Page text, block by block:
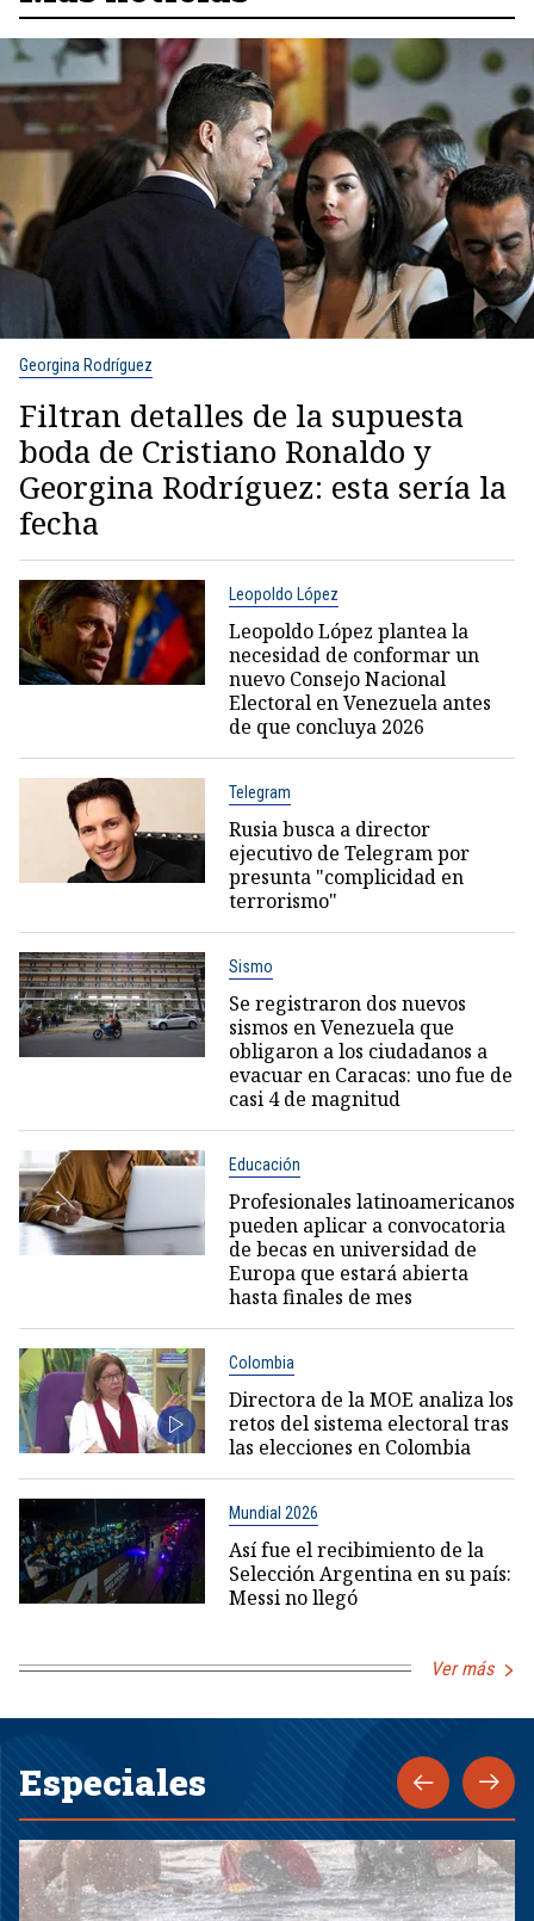
Georgina Rodríguez
Filtran detalles de la supuesta
boda de Cristiano Ronaldo y
Georgina Rodríguez: esta sería la
fecha
Leopoldo López
Leopoldo López plantea la
necesidad de conformar un
nuevo Consejo Nacional
Electoral en Venezuela antes
de que concluya 2026
Telegram
Rusia busca a director
ejecutivo de Telegram por
presunta "complicidad en
terrorismo"
Sismo
Se registraron dos nuevos
sismos en Venezuela que
obligaron a los ciudadanos a
evacuar en Caracas: uno fue de
casi 4 de magnitud
Educación
Profesionales latinoamericanos
pueden aplicar a convocatoria
de becas en universidad de
Europa que estará abierta
hasta finales de mes
Colombia
Directora de la MOE analiza los
retos del sistema electoral tras
las elecciones en Colombia
Mundial 2026
Así fue el recibimiento de la
Selección Argentina en su país:
Messi no llegó
Ver más
Especiales